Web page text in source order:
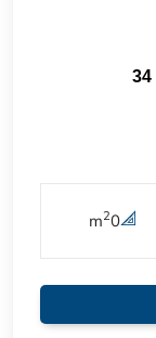
0
m2